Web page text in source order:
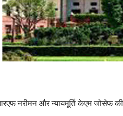
आरएफ नरीमन और न्यायमूर्ति केएम जोसेफ